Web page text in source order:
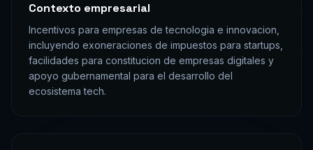
Contexto empresarial
Incentivos para empresas de tecnologia e innovacion,
incluyendo exoneraciones de impuestos para startups,
facilidades para constitucion de empresas digitales y
apoyo gubernamental para el desarrollo del
ecosistema tech.